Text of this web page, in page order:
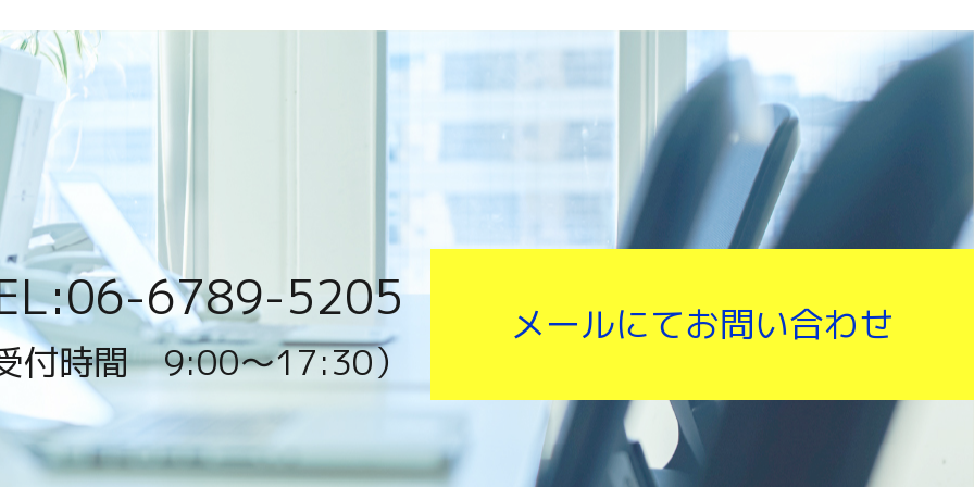
6789-5205
付時間 9:00〜17:30）
メールにてお問い合わせ